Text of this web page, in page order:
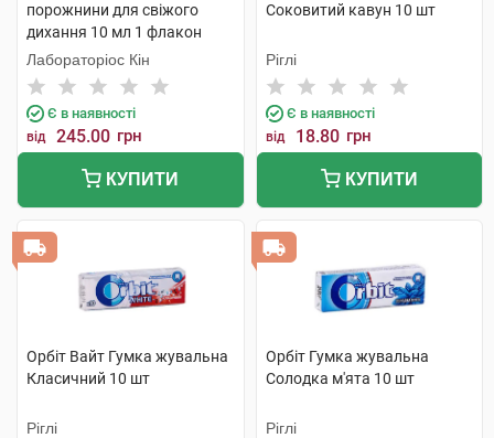
порожнини для свіжого
дихання 10 мл 1 флакон
Лабораторіос Кін
Є в наявності
від 245.00 грн
КУПИТИ
Соковитий кавун 10 шт
Ріглі
Є в наявності
від 18.80 грн
КУПИТИ
Орбіт Вайт Гумка жувальна
Класичний 10 шт
Ріглі
Орбіт Гумка жувальна
Солодка м'ята 10 шт
Ріглі